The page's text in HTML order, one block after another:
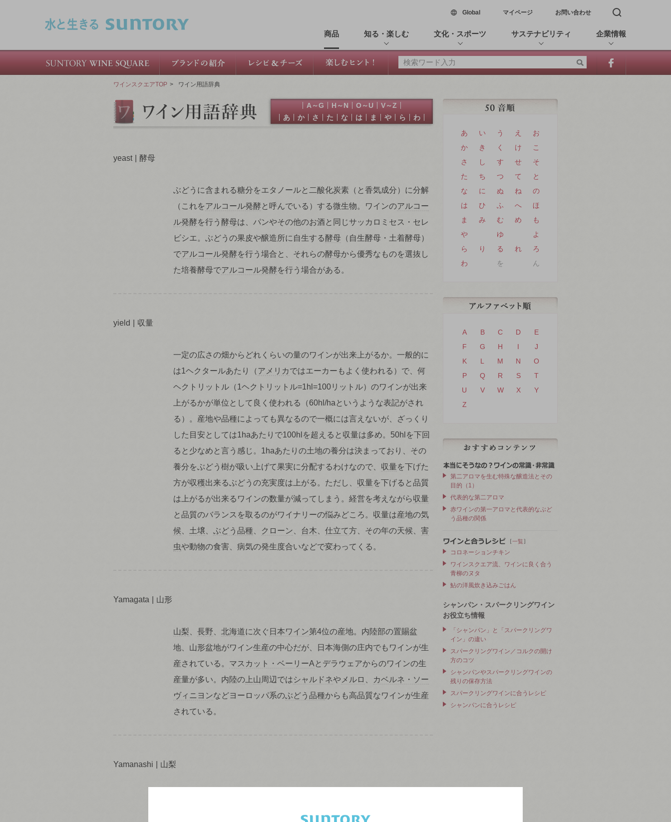
Global新しいウィンドウで開く
マイページ お問い合わせ 検索窓を開く
商品 知る・楽しむ 文化・スポーツ サステナビリティ 企業情報
ワインスクエアTOP > ワイン用語辞典
A～G H～N O～U
V～Z
あ
か さ た な は ま や ら わ
yeast 酵母
ぶどうに含まれる糖分をエタノールと二酸化炭素（と香気成分）に分解
（これをアルコール発酵と呼んでいる）する微生物。ワインのアルコー
ル発酵を行う 酵母は、パンやその他のお酒と同じサッカロミセス・セレ
ビシエ。ぶどうの果皮や醸造所に自生する酵母 （自生酵母・土着酵母）
でアルコール発酵を行う場合と、それらの酵母から優秀なものを選抜し
た培養酵母でアルコール発酵を行う場合がある。
yield 収量
一定の広さの畑からどれくらいの量のワインが出来上がるか。一般的に
は1ヘクタールあたり（アメリカではエーカーもよく使われる）で、何
ヘクトリットル（1ヘクトリットル=1hl=100リットル）のワインが出来
上がるかが単位として良く使われる（60hl/haというような表記がされ
る）。産地や品種によっても異なるので一概には言えないが、ざっくり
した目安としては1haあたりで100hlを超えると 収量は多め。50hlを下回
ると少なめと言う感じ。1haあたりの土地の養分は決まっており、その
養分をぶどう樹が吸い上げて果実に分配するわけなので、 収量を下げた
方が収穫出来るぶどうの充実度は上がる。ただし、 収量を下げると品質
は上がるが出来るワインの数量が減ってしまう。経営を考えながら収量
と品質のバランスを取るのがワイナリーの悩みどころ。 収量は産地の気
候
土壌 ぶどう品種 クローン 台木 仕立て方、その年の天候、 害
虫や動物の食害、病気の発生度合いなどで変わってくる。
Yamagata 山形
山梨 長野 北海道に次ぐ 日本ワイン第4位の産地。内陸部の置賜盆
地、山形盆地がワイン生産の中心だが、日本海側の庄内でもワインが生
産されている。 マスカット・ベーリーA とデラウェアからのワインの生
産量が多い。内陸の 上山 周辺ではシャルドネや メルロ
カベルネ・ソー
ヴィニヨンなどヨーロッパ系のぶどう品種からも高品質なワインが生産
されている。
Yamanashi 山梨
あ い う え
お
か
き く け
こ
さ
し す せ
そ
た
ち つ て
と
な
に ぬ ね
の
は
ひ ふ へ
ほ
ま
み む め
も
や
ゆ
よ
ら
り る れ
ろ
わ
を ん
A B C D
E
F
G H I
J
K
L M N
O
P
Q R S
T
U
V W X
Y
Z
第二アロマを生む特殊な醸造法とその
目的（1）
代表的な第二アロマ
赤ワインの第一アロマと代表的なぶど
う品種の関係
［一覧］
コロネーションチキン
ワインスクエア流、ワインに良く合う
青柳のヌタ
鮎の洋風炊き込みごはん
シャンパン・スパークリングワイン
お役立ち情報
「シャンパン」と「スパークリングワ
イン」の違い
スパークリングワイン／コルクの開け
方のコツ
シャンパンやスパークリングワインの
残りの保存方法
スパークリングワインに合うレシピ
シャンパンに合うレシピ